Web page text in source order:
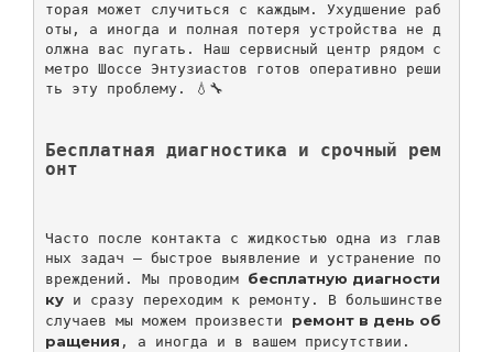
торая может случиться с каждым. Ухудшение раб
оты, а иногда и полная потеря устройства не д
олжна вас пугать. Наш сервисный центр рядом с
метро Шоссе Энтузиастов готов оперативно реши
ть эту проблему. 💧🔧
Бесплатная диагностика и срочный рем
онт
Часто после контакта с жидкостью одна из глав
ных задач — быстрое выявление и устранение по
вреждений. Мы проводим бесплатную диагности
ку и сразу переходим к ремонту. В большинстве
случаев мы можем произвести ремонт в день об
ращения , а иногда и в вашем присутствии.